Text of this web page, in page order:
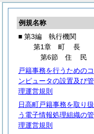
例規名称
■ 第3編 執行機関
第1章 町長
第6節 住
民
戸籍事務を行うためのコ
ンピュータの設置及び管
理運営規則
日高町戸籍事務を取り扱
う電子情報処理組織の管
理運営規則